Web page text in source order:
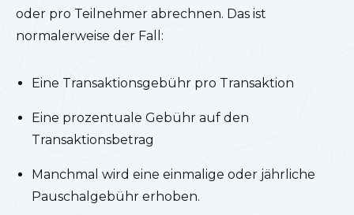
oder pro Teilnehmer abrechnen. Das ist
normalerweise der Fall:
Eine Transaktionsgebühr pro Transaktion
Eine prozentuale Gebühr auf den
Transaktionsbetrag
Manchmal wird eine einmalige oder jährliche
Pauschalgebühr erhoben.